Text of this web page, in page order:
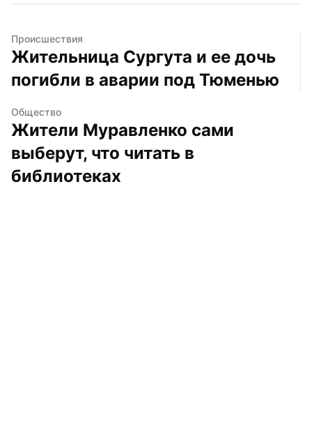
Происшествия
Жительница Сургута и ее дочь
погибли в аварии под Тюменью
Общество
Жители Муравленко сами
выберут, что читать в
библиотеках